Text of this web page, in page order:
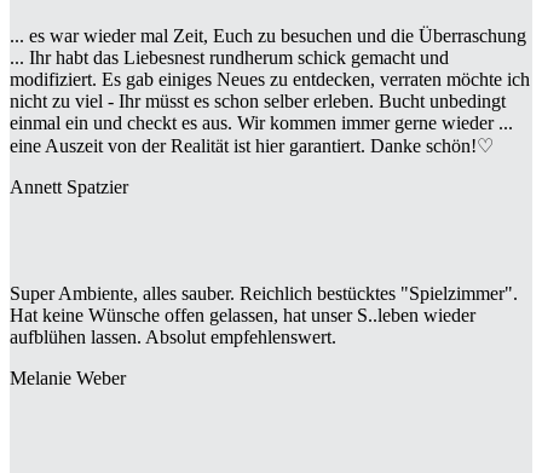
... es war wieder mal Zeit, Euch zu besuchen und die Überraschung
... Ihr habt das Liebesnest rundherum schick gemacht und
modifiziert. Es gab einiges Neues zu entdecken, verraten möchte ich
nicht zu viel - Ihr müsst es schon selber erleben. Bucht unbedingt
einmal ein und checkt es aus. Wir kommen immer gerne wieder ...
eine Auszeit von der Realität ist hier garantiert. Danke schön!♡
Annett Spatzier
Super Ambiente, alles sauber. Reichlich bestücktes "Spielzimmer".
Hat keine Wünsche offen gelassen, hat unser S..leben wieder
aufblühen lassen. Absolut empfehlenswert.
Melanie Weber